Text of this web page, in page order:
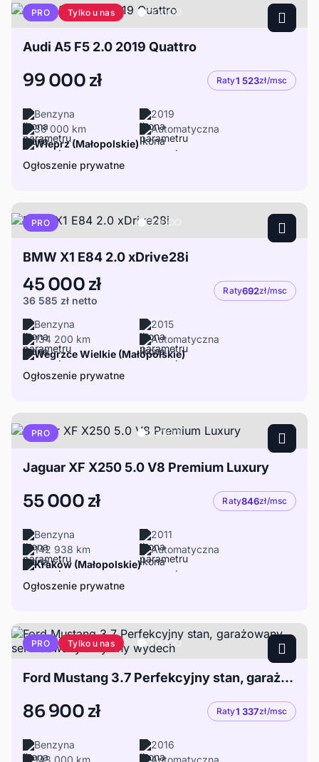
PRO Tylko u nas
Audi A5 F5 2.0 2019 Quattro
99 000 zł Raty1 523zł/msc
Benzyna
2019
36 000 km
Automatyczna
Wieprz (Małopolskie)
Ogłoszenie prywatne
PRO
BMW X1 E84 2.0 xDrive28i
45 000 zł
36 585 zł netto
Raty692zł/msc
Benzyna
2015
134 200 km
Automatyczna
Wegrzce Wielkie (Małopolskie)
Ogłoszenie prywatne
PRO
Jaguar XF X250 5.0 V8 Premium Luxury
55 000 zł Raty846zł/msc
Benzyna
2011
142 938 km
Automatyczna
Kraków (Małopolskie)
Ogłoszenie prywatne
PRO Tylko u nas
Ford Mustang 3.7 Perfekcyjny stan, garażowany serwisowany aktywny wydech
86 900 zł Raty1 337zł/msc
Benzyna
2016
143 000 km
Automatyczna